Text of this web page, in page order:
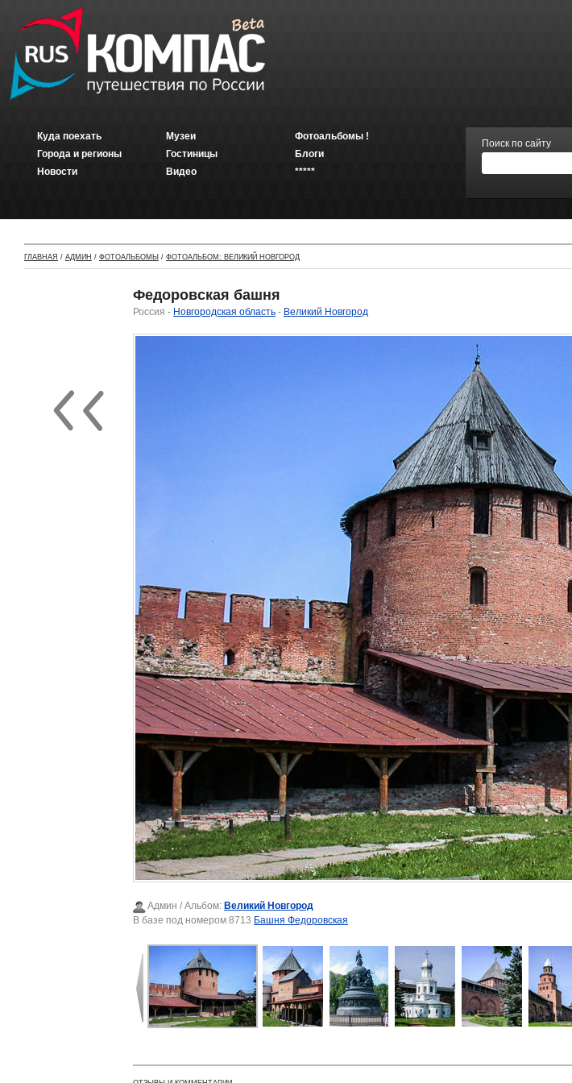
Куда поехать
Города и регионы
Новости
Музеи
Гостиницы
Видео
Фотоальбомы !
Блоги
*****
Поиск по сайту
ГЛАВНАЯ / АДМИН / ФОТОАЛЬБОМЫ / ФОТОАЛЬБОМ: ВЕЛИКИЙ НОВГОРОД
Федоровская башня
Россия - Новгородская область - Великий Новгород
Админ / Альбом: Великий Новгород
В базе под номером 8713 Башня Федоровская